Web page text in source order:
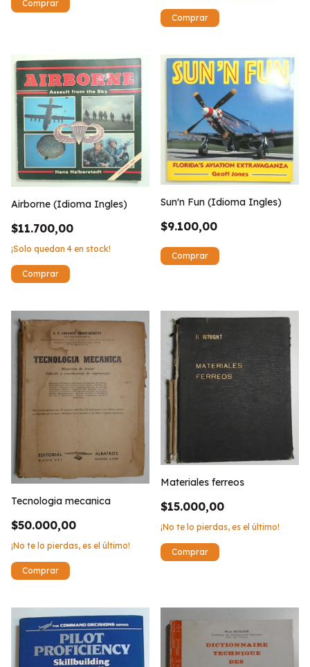
Airborne (Idioma Ingles)
$11.700,00
¡Solo quedan 4 en stock!
Sun'n Fun (Idioma Ingles)
$9.100,00
Tecnologia mecanica
$50.000,00
¡No te lo pierdas, es el último!
Materiales ferreos
$15.000,00
¡No te lo pierdas, es el último!